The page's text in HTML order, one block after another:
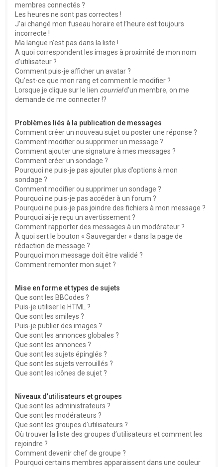
membres connectés ?
Les heures ne sont pas correctes !
J’ai changé mon fuseau horaire et l’heure est toujours
incorrecte !
Ma langue n’est pas dans la liste !
A quoi correspondent les images à proximité de mon nom
d’utilisateur ?
Comment puis-je afficher un avatar ?
Qu’est-ce que mon rang et comment le modifier ?
Lorsque je clique sur le lien courrield’un membre, on me
demande de me connecter !?
Problèmes liés à la publication de messages
Comment créer un nouveau sujet ou poster une réponse ?
Comment modifier ou supprimer un message ?
Comment ajouter une signature à mes messages ?
Comment créer un sondage ?
Pourquoi ne puis-je pas ajouter plus d’options à mon
sondage ?
Comment modifier ou supprimer un sondage ?
Pourquoi ne puis-je pas accéder à un forum ?
Pourquoi ne puis-je pas joindre des fichiers à mon message ?
Pourquoi ai-je reçu un avertissement ?
Comment rapporter des messages à un modérateur ?
À quoi sert le bouton « Sauvegarder » dans la page de
rédaction de message ?
Pourquoi mon message doit être validé ?
Comment remonter mon sujet ?
Mise en forme et types de sujets
Que sont les BBCodes ?
Puis-je utiliser le HTML ?
Que sont les smileys ?
Puis-je publier des images ?
Que sont les annonces globales ?
Que sont les annonces ?
Que sont les sujets épinglés ?
Que sont les sujets verrouillés ?
Que sont les icônes de sujet ?
Niveaux d’utilisateurs et groupes
Que sont les administrateurs ?
Que sont les modérateurs ?
Que sont les groupes d’utilisateurs ?
Où trouver la liste des groupes d’utilisateurs et comment les
rejoindre ?
Comment devenir chef de groupe ?
Pourquoi certains membres apparaissent dans une couleur